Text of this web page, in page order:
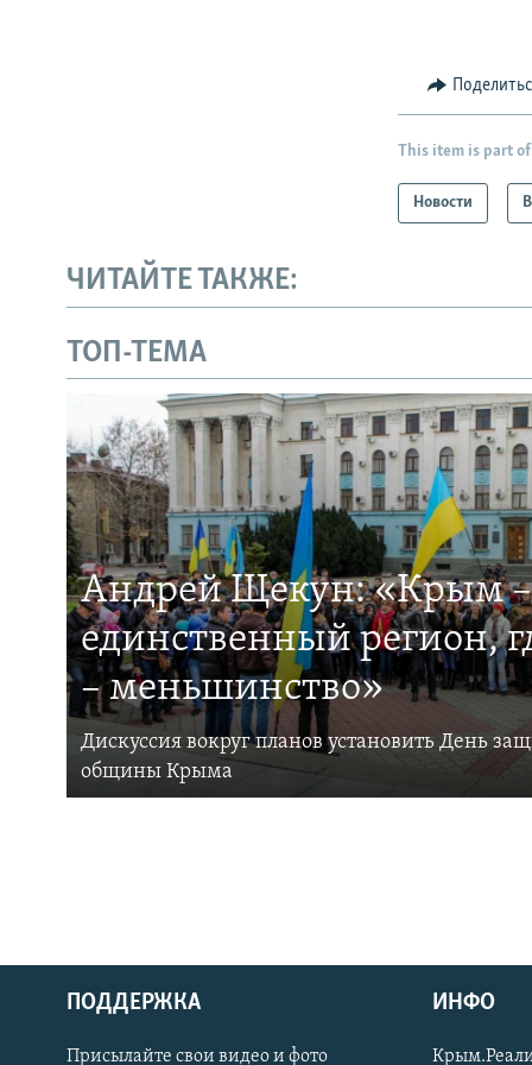
Українською
This item is part of
Новости
ЧИТАЙТЕ ТАКЖЕ:
ТОП-ТЕМА
Андрей Щекун: «Крым –
единственный регион,
– меньшинство»
Дискуссия вокруг планов установить День
общины Крыма
ПОДДЕРЖКА
Присылайте свои видео и фото
ИНФО